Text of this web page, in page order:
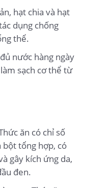
hạt chia và hạt
dụng chống
thể.
nước hàng ngày
sạch cơ thể từ
ăn có chỉ số
bột tổng hợp, có
gây kích ứng da,
đen.